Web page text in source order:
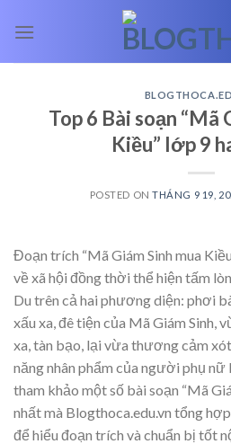
Top 6 Bài soạn “Mã
Kiều” lớp 9
POSTED ONTHÁNG 9 19,
Đoạn trích “Mã Giám Sinh mua
về xã hội đồng thời thể hiện tấm
Du trên cả hai phương diện: phơi
xấu xa, đê tiện của Mã Giám Sinh,
xa, tàn bạo, lại vừa thương cảm
năng nhân phẩm của người phụ
tham khảo một số bài soạn “Mã
nhất mà Blogthoca.edu.vn tổng
để hiểu đoạn trích và chuẩn bị tốt